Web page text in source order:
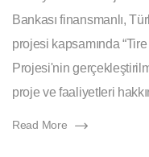
Bankası finansmanlı,
projesi kapsamında
Projesi'nin
proje ve faaliyetleri
Read More